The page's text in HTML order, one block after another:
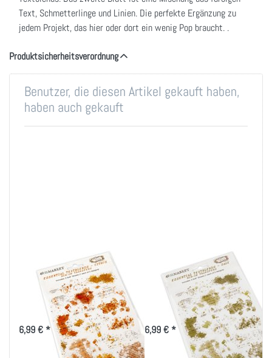
Text, Schmetterlinge und Linien. Die perfekte Ergänzung zu
jedem Projekt, das hier oder dort ein wenig Pop braucht. .
Produktsicherheitsverordnung
Benutzer, die diesen Artikel gekauft haben,
haben auch gekauft
49 And Market
Essential Textblends
Rub-Ons 6"X8"
2/Pkg-Citrus
6,99 € *
49 And Market
Essential Textblends
Rub-Ons 6"X8"
2/Pkg-Sage
6,99 € *